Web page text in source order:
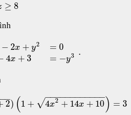
≥ 8
− 2x + y2
4x + 3
= 0
= −y3 .
2
−) (1 + 4x2 + 14x + 10
− −
−−−−−−−−−−
√ ) = 3